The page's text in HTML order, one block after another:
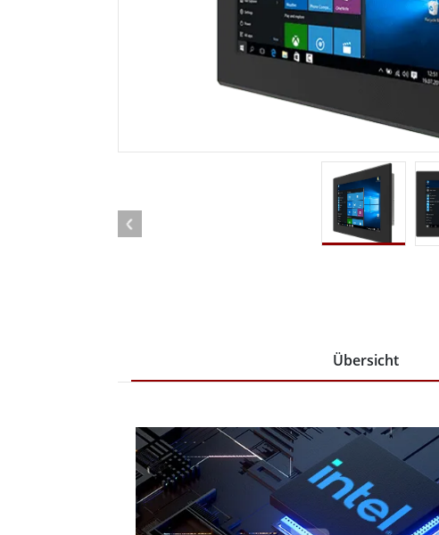
Android Fahrzeugmontierte Computer
Tablet für Fahrzeugmontierte
Funk-
Robuster Roboter- Öl und
Robuster
ATEX-Panel-
Übersicht